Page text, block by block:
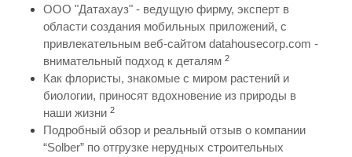
ООО "Датахауз" - ведущую фирму, эксперт в
области создания мобильных приложений, с
привлекательным веб-сайтом datahousecorp.com -
внимательный подход к деталям 2
Как флористы, знакомые с миром растений и
биологии, приносят вдохновение из природы в
наши жизни 2
Подробный обзор и реальный отзыв о компании
“Solber” по отгрузке нерудных строительных